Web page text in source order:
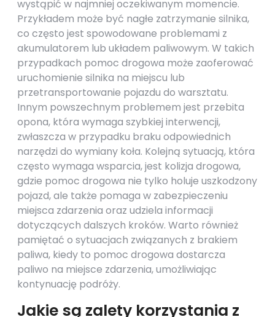
wystąpić w najmniej oczekiwanym momencie.
Przykładem może być nagłe zatrzymanie silnika,
co często jest spowodowane problemami z
akumulatorem lub układem paliwowym. W takich
przypadkach pomoc drogowa może zaoferować
uruchomienie silnika na miejscu lub
przetransportowanie pojazdu do warsztatu.
Innym powszechnym problemem jest przebita
opona, która wymaga szybkiej interwencji,
zwłaszcza w przypadku braku odpowiednich
narzędzi do wymiany koła. Kolejną sytuacją, która
często wymaga wsparcia, jest kolizja drogowa,
gdzie pomoc drogowa nie tylko holuje uszkodzony
pojazd, ale także pomaga w zabezpieczeniu
miejsca zdarzenia oraz udziela informacji
dotyczących dalszych kroków. Warto również
pamiętać o sytuacjach związanych z brakiem
paliwa, kiedy to pomoc drogowa dostarcza
paliwo na miejsce zdarzenia, umożliwiając
kontynuację podróży.
Jakie są zalety korzystania z